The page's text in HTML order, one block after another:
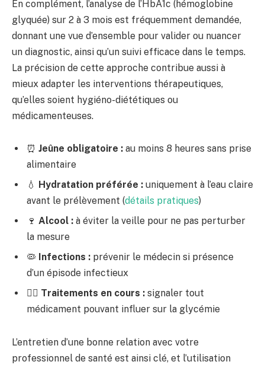
En complément, l’analyse de l’HbA1c (hémoglobine
glyquée) sur 2 à 3 mois est fréquemment demandée,
donnant une vue d’ensemble pour valider ou nuancer
un diagnostic, ainsi qu’un suivi efficace dans le temps.
La précision de cette approche contribue aussi à
mieux adapter les interventions thérapeutiques,
qu’elles soient hygiéno-diététiques ou
médicamenteuses.
⏰ Jeûne obligatoire : au moins 8 heures sans prise
alimentaire
💧
Hydratation préférée : uniquement à l’eau claire
avant le prélèvement (détails pratiques)
🍷 Alcool : à éviter la veille pour ne pas perturber
la mesure
🦠 Infections : prévenir le médecin si présence
d’un épisode infectieux
👩‍⚕️ Traitements en cours : signaler tout
médicament pouvant influer sur la glycémie
L’entretien d’une bonne relation avec votre
professionnel de santé est ainsi clé, et l’utilisation